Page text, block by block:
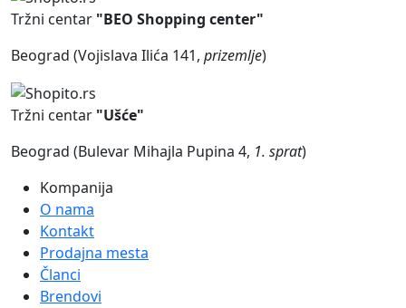
Tržni centar "BEO Shopping center"
Beograd (Vojislava Ilića 141, prizemlje)
Tržni centar "Ušće"
Beograd (Bulevar Mihajla Pupina 4, 1. sprat)
Kompanija
O nama
Kontakt
Prodajna mesta
Članci
Brendovi